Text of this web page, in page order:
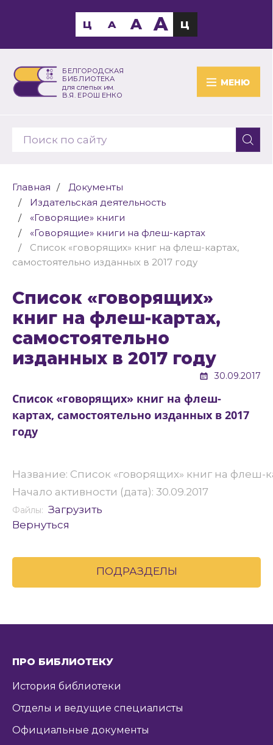
БЕЛГОРОДСКАЯ
БИБЛИОТЕКА
для слепых им.
В.Я. ЕРОШЕНКО
МЕНЮ
Ц A A A Ц
Главная
Документы
Издательская деятельность
«Говорящие» книги
«Говорящие» книги на флеш-картах
Список «говорящих» книг на флеш-картах,
самостоятельно изданных в 2017 году
Список «говорящих»
книг на флеш-картах,
самостоятельно
изданных в 2017 году
30.09.2017
Список «говорящих» книг на флеш-
картах, самостоятельно изданных в 2017
году
Название: Список «говорящих» книг на флеш-
Начало активности (дата): 30.09.2017
Файлы: Загрузить
Вернуться
ПОДРАЗДЕЛЫ
ПРО БИБЛИОТЕКУ
История библиотеки
Отделы и ведущие специалисты
Официальные документы